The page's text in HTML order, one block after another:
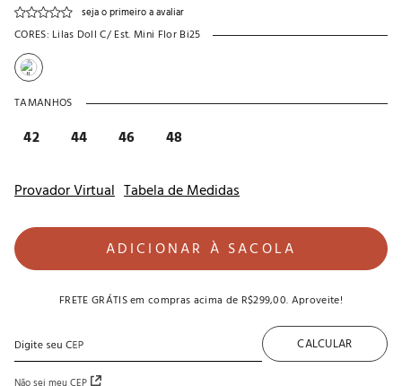
seja o primeiro a avaliar
CORES: Lilas Doll C/ Est. Mini Flor Bi25
TAMANHOS
42 44 46 48
Provador Virtual Tabela de Medidas
ADICIONAR À SACOLA
FRETE GRÁTISem compras acima de R$299,00. Aproveite!
CALCULAR